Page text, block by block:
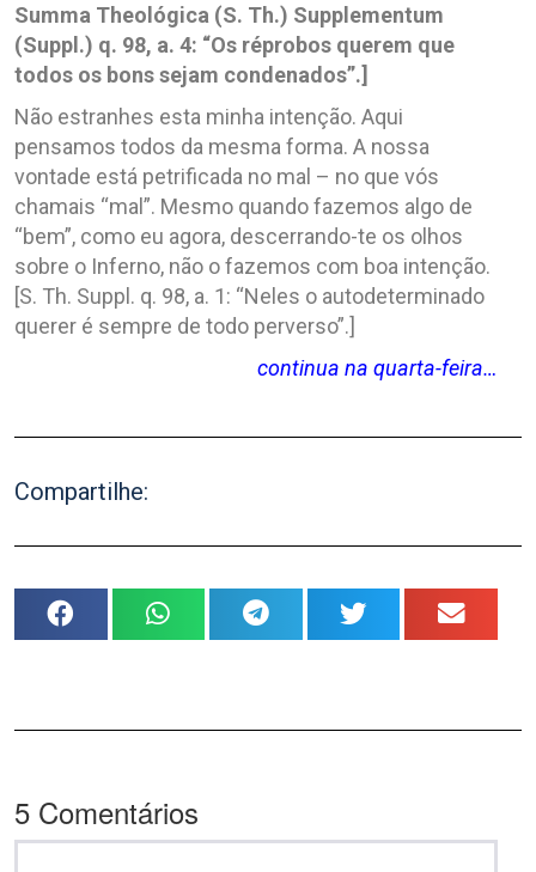
Summa Theológica (S. Th.) Supplementum
(Suppl.) q. 98, a. 4: “Os réprobos querem que
todos os bons sejam condenados”.]
Não estranhes esta minha intenção. Aqui
pensamos todos da mesma forma. A nossa
vontade está petrificada no mal – no que vós
chamais “mal”. Mesmo quando fazemos algo de
“bem”, como eu agora, descerrando-te os olhos
sobre o Inferno, não o fazemos com boa intenção.
[S. Th. Suppl. q. 98, a. 1: “Neles o autodeterminado
querer é sempre de todo perverso”.]
continua na quarta-feira…
Compartilhe:
5 Comentários